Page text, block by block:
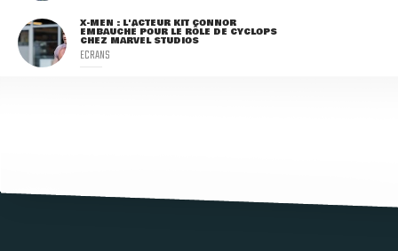
X-MEN : L'ACTEUR KIT CONNOR
EMBAUCHÉ POUR LE RÔLE DE CYCLOPS
CHEZ MARVEL STUDIOS
ECRANS